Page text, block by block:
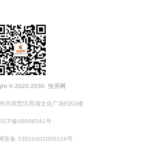
© 2020-2030. 快房网
市拱墅区西湖文化广场E区6楼
ICP备09096541号
安备 33010402000318号